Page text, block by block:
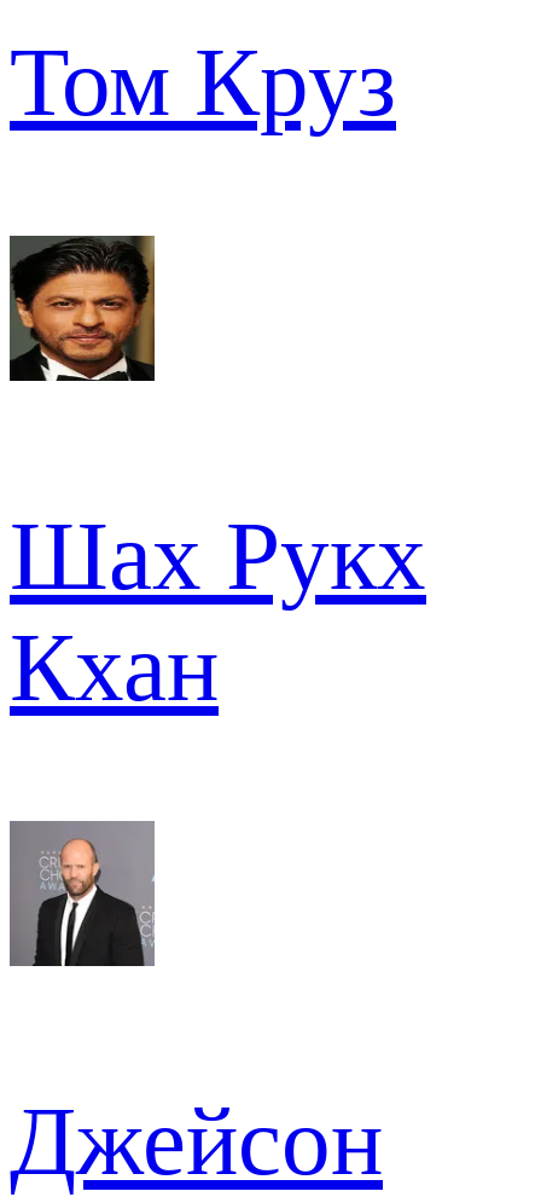
Том Круз
Шах Рукх
Кхан
Джейсон